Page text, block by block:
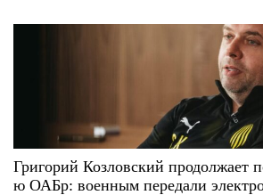
Григорий Козловский продолжает
ю ОАБр: военным передали